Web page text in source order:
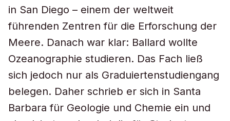
in San Diego – einem der weltweit
führenden Zentren für die Erforschung der
Meere. Danach war klar: Ballard wollte
Ozeanographie studieren. Das Fach ließ
sich jedoch nur als Graduiertenstudiengang
belegen. Daher schrieb er sich in Santa
Barbara für Geologie und Chemie ein und